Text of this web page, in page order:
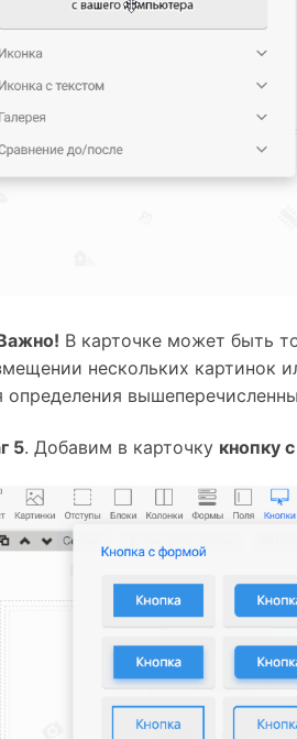
В карточке может быть
нескольких картинок
определения
5. Добавим в карточку кнопку